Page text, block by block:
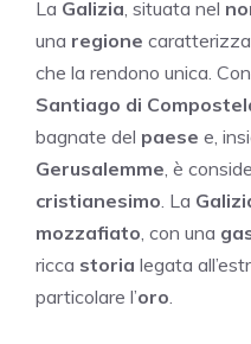
La Galizia, situata nel
una regione
che la rendono unica.
Santiago di
bagnate del paese e,
Gerusalemme, è
cristianesimo. La
mozzafiato, con una
ricca storia legata
particolare l’oro.